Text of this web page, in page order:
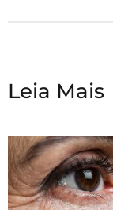
Leia Mais